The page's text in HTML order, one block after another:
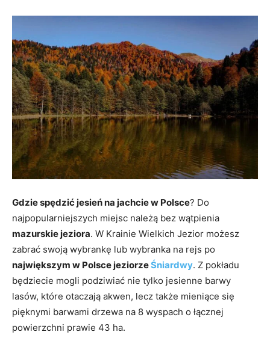
Gdzie spędzić jesień na jachcie w Polsce? Do
najpopularniejszych miejsc należą bez wątpienia
mazurskie jeziora. W Krainie Wielkich Jezior możesz
zabrać swoją wybrankę lub wybranka na rejs po
największym w Polsce jeziorzeŚniardwy. Z pokładu
będziecie mogli podziwiać nie tylko jesienne barwy
lasów, które otaczają akwen, lecz także mieniące się
pięknymi barwami drzewa na 8 wyspach o łącznej
powierzchni prawie 43 ha.